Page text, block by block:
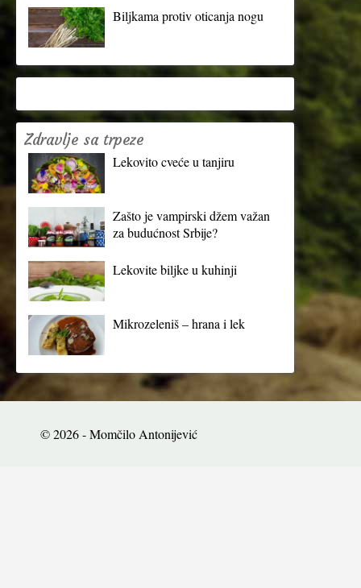
Biljkama protiv oticanja nogu
Zdravlje sa trpeze
Lekovito cveće u tanjiru
Zašto je vampirski džem važan
za budućnost Srbije?
Lekovite biljke u kuhinji
Mikrozeleniš – hrana i lek
© 2026 - Momčilo Antonijević